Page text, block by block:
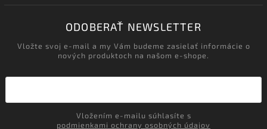
ODOBERAŤ NEWSLETTER
Vložte svoj e-mail a my Vám budeme zasielať informácie o
nových produktoch na našom e-shope.
podmienkami ochrany osobných údajov